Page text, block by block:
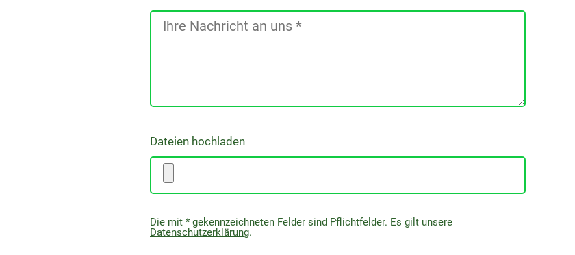
Dateien hochladen
Die mit * gekennzeichneten Felder sind Pflichtfelder. Es gilt unsere
Datenschutzerklärung.